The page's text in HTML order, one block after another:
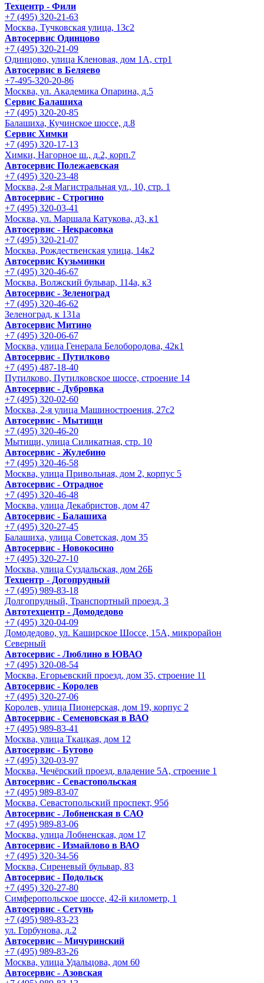
Техцентр - Фили
+7 (495) 320-21-63
Москва, Тучковская улица, 13с2
Автосервис Одинцово
+7 (495) 320-21-09
Одинцово, улица Кленовая, дом 1А, стр1
Автосервис в Беляево
+7-495-320-20-86
Москва, ул. Академика Опарина, д.5
Сервис Балашиха
+7 (495) 320-20-85
Балашиха, Кучинское шоссе, д.8
Сервис Химки
+7 (495) 320-17-13
Химки, Нагорное ш., д.2, корп.7
Автосервис Полежаевская
+7 (495) 320-23-48
Москва, 2-я Магистральная ул., 10, стр. 1
Автосервис - Строгино
+7 (495) 320-03-41
Москва, ул. Маршала Катукова, д3, к1
Автосервис - Некрасовка
+7 (495) 320-21-07
Москва, Рождественская улица, 14к2
Автосервис Кузьминки
+7 (495) 320-46-67
Москва, Волжский бульвар, 114а, к3
Автосервис - Зеленоград
+7 (495) 320-46-62
Зеленоград, к 131а
Автосервис Митино
+7 (495) 320-06-67
Москва, улица Генерала Белобородова, 42к1
Автосервис - Путилково
+7 (495) 487-18-40
Путилково, Путилковское шоссе, строение 14
Автосервис - Дубровка
+7 (495) 320-02-60
Москва, 2-я улица Машиностроения, 27с2
Автосервис - Мытищи
+7 (495) 320-46-20
Мытищи, улица Силикатная, стр. 10
Автосервис - Жулебино
+7 (495) 320-46-58
Москва, улица Привольная, дом 2, корпус 5
Автосервис - Отрадное
+7 (495) 320-46-48
Москва, улица Декабристов, дом 47
Автосервис - Балашиха
+7 (495) 320-27-45
Балашиха, улица Советская, дом 35
Автосервис - Новокосино
+7 (495) 320-27-10
Москва, улица Суздальская, дом 26Б
Техцентр - Догопрудный
+7 (495) 989-83-18
Долгопрудный, Транспортный проезд, 3
Автотехцентр - Домодедово
+7 (495) 320-04-09
Домодедово, ул. Каширское Шоссе, 15А, микрорайон
Северный
Автосервис - Люблино в ЮВАО
+7 (495) 320-08-54
Москва, Егорьевский проезд, дом 35, строение 11
Автосервис - Королев
+7 (495) 320-27-06
Королев, улица Пионерская, дом 19, корпус 2
Автосервис - Семеновская в ВАО
+7 (495) 989-83-41
Москва, улица Ткацкая, дом 12
Автосервис - Бутово
+7 (495) 320-03-97
Москва, Чечёрский проезд, владение 5А, строение 1
Автосервис - Cевастопольская
+7 (495) 989-83-07
Москва, Севастопольский проспект, 95б
Автосервис - Лобненская в САО
+7 (495) 989-83-06
Москва, улица Лобненская, дом 17
Автосервис - Измайлово в ВАО
+7 (495) 320-34-56
Москва, Сиреневый бульвар, 83
Автосервис - Подольск
+7 (495) 320-27-80
Симферопольское шоссе, 42-й километр, 1
Автосервис - Сетунь
+7 (495) 989-83-23
ул. Горбунова, д.2
Автосервис – Мичуринский
+7 (495) 989-83-26
Москва, улица Удальцова, дом 60
Автосервис - Азовская